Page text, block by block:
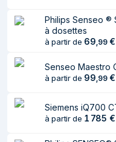
Broyeur intégré Non
Intensité du café
réglable
Non
Système de
café
Philips Senseo ®
à dosettes
à partir de 69,99 €
Senseo Maestro
à partir de 99,99 €
Siemens iQ700
à partir de 1 785 €